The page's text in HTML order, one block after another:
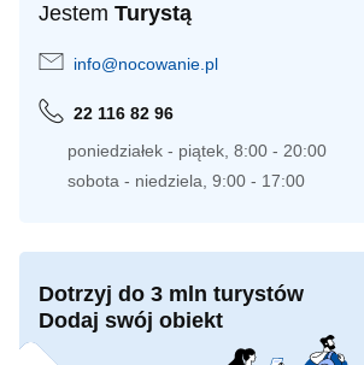
Jestem Turystą
info@nocowanie.pl
22 116 82 96
poniedziałek - piątek, 8:00 - 20:00
sobota - niedziela, 9:00 - 17:00
Dotrzyj do 3 mln turystów
Dodaj swój obiekt